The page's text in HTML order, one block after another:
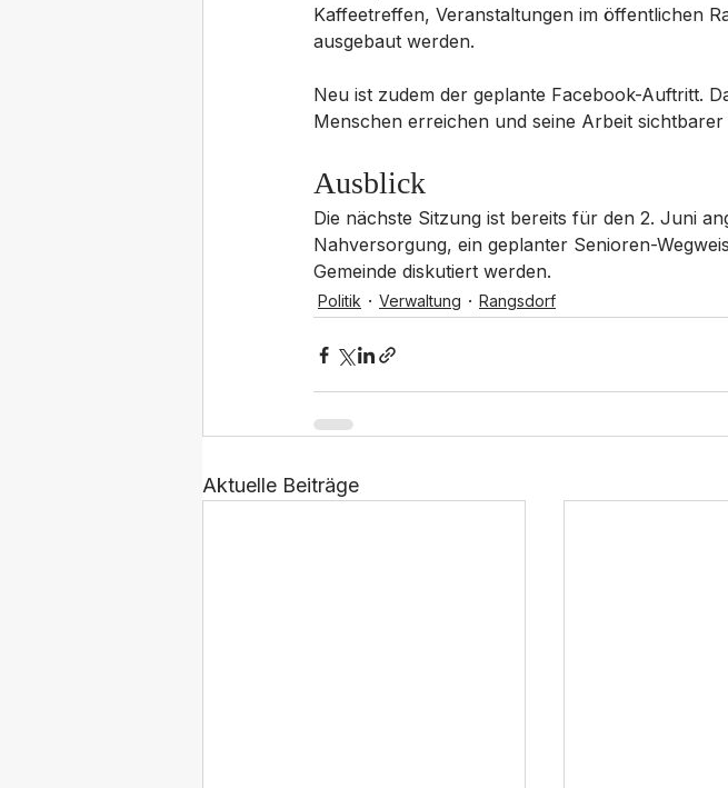
Kaffeetreffen, Veranstaltungen im öffentlichen
ausgebaut werden.
Neu ist zudem der geplante Facebook-Auftritt.
Menschen erreichen und seine Arbeit sichtbarer
Ausblick
Die nächste Sitzung ist bereits für den 2. Juni
Nahversorgung, ein geplanter Senioren-
Gemeinde diskutiert werden.
Politik Verwaltung Rangsdorf
Aktuelle Beiträge